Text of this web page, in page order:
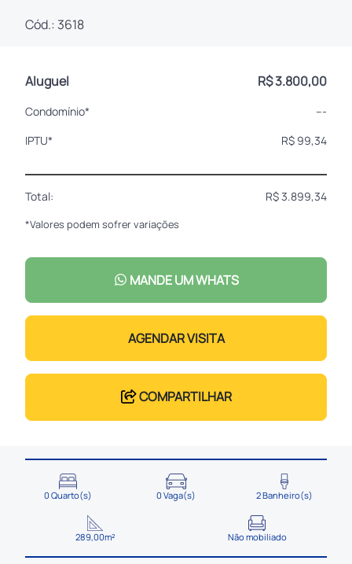
Cód.: 3618
Aluguel R$ 3.800,00
Condomínio*
---
IPTU*
R$ 99,34
Total: R$ 3.899,34
*Valores podem sofrer variações
MANDE UM WHATS
AGENDAR VISITA
COMPARTILHAR
0 Quarto(s) 0 Vaga(s) 2 Banheiro(s)
289,00m² Não mobiliado